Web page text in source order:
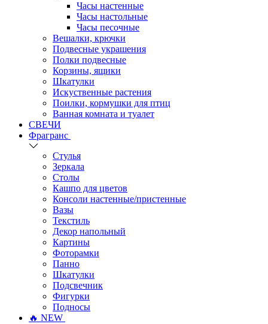
Часы настенные
Часы настольные
Часы песочные
Вешалки, крючки
Подвесные украшения
Полки подвесные
Корзины, ящики
Шкатулки
Искуственные растения
Поилки, кормушки для птиц
Ванная комната и туалет
СВЕЧИ
Фрагранс
Стулья
Зеркала
Столы
Кашпо для цветов
Консоли настенные/пристенные
Вазы
Текстиль
Декор напольный
Картины
Фоторамки
Панно
Шкатулки
Подсвечник
Фигурки
Подносы
🔥 NEW